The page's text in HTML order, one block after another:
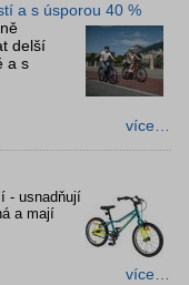
a s úsporou 40 %
delší
a s
více…
- usnadňují
a mají
více…